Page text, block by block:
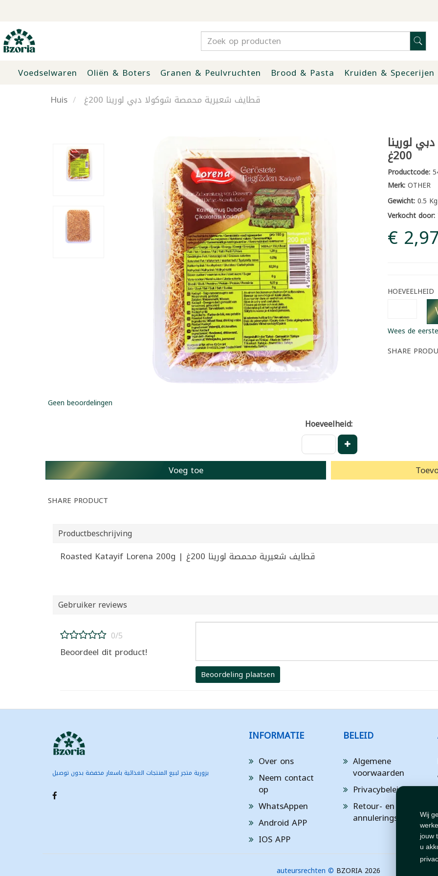
Wij
jouw
u
Voedselwaren Oliën & Boters Granen & Peulvruchten Brood & Pasta Kruiden & Specerijen
Huis
قطايف شعيرية محمصة شوكولا دبي لورينا 200غ
لورينا
200غ
Productcode:
Merk:OTHER
Gewicht:0.5 Kg
Verkocht door:
€ 2,97
HOEVEELHEID
Wees de
SHARE
Geen beoordelingen
Hoeveelheid:
Voeg toe
SHARE PRODUCT
Productbeschrijving
Roasted Katayif Lorena 200g | قطايف شعيرية محمصة لورينا 200غ
Gebruiker reviews
0/5
Beoordeel dit product!
Beoordeling plaatsen
بزورية متجر لبيع المنتجات الغذائية باسعار مخفضة بدون توصيل
INFORMATIE
Over ons
Neem contact
op
WhatsAppen
Android APP
IOS APP
BELEID
Algemene
voorwaarden
Privacybeleid
Retour- en
annuleringsbeleid
auteursrechten © BZORIA 2026